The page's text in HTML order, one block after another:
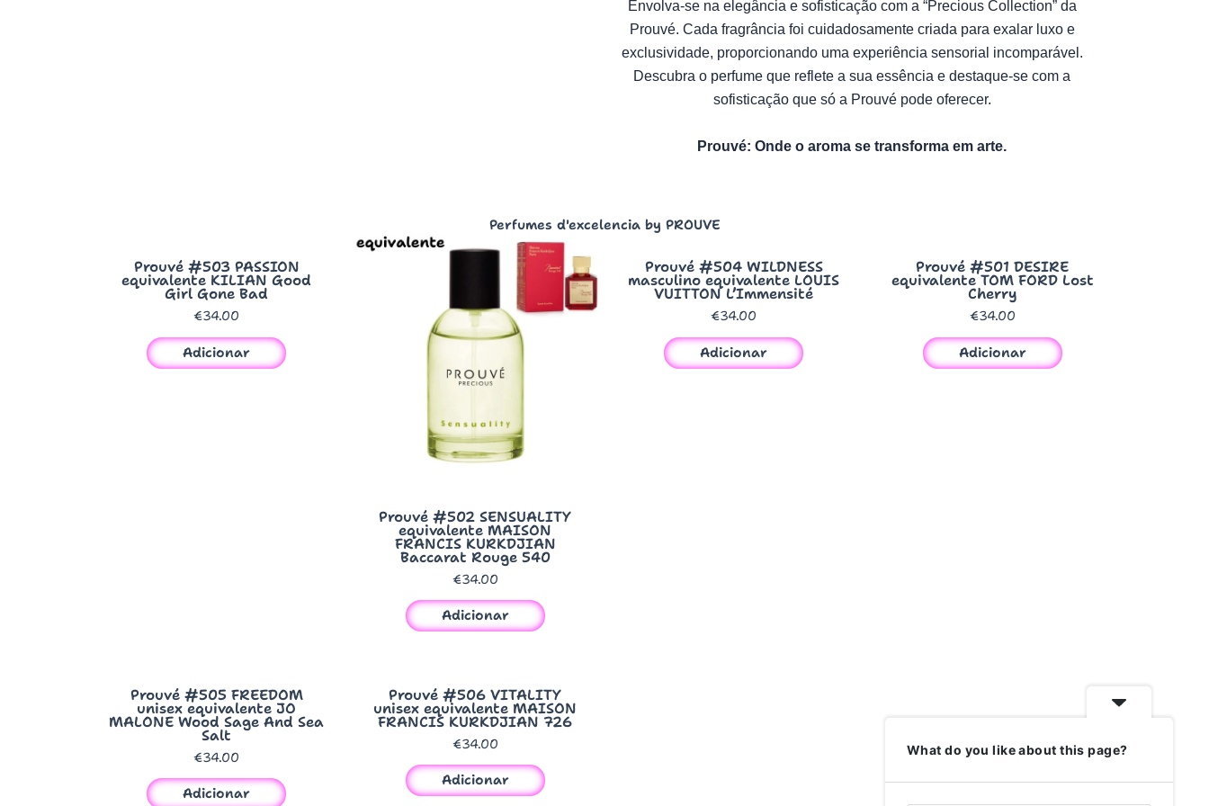
Envolva-se na elegância e sofisticação com a “Precious Collection” da
Prouvé. Cada fragrância foi cuidadosamente criada para exalar luxo e
exclusividade, proporcionando uma experiência sensorial incomparável.
Descubra o perfume que reflete a sua essência e destaque-se com a
sofisticação que só a Prouvé pode oferecer.
Prouvé: Onde o aroma se transforma em arte.
Perfumes d'excelencia by PROUVE
Quick View
Prouvé #503 PASSION
equivalente KILIAN Good
Girl Gone Bad
€34.00
Adicionar
Quick View
Prouvé #502 SENSUALITY
equivalente MAISON
FRANCIS KURKDJIAN
Baccarat Rouge 540
€34.00
Adicionar
Quick View
Prouvé #504 WILDNESS
masculino equivalente LOUIS
VUITTON L’Immensité
€34.00
Adicionar
Quick View
Prouvé #501 DESIRE
equivalente TOM FORD Lost
Cherry
€34.00
Adicionar
Quick View
Prouvé #505 FREEDOM
unisex equivalente JO
MALONE Wood Sage And Sea
Salt
€34.00
Adicionar
Quick View
Prouvé #506 VITALITY
unisex equivalente MAISON
FRANCIS KURKDJIAN 726
€34.00
Adicionar
What do you like about this page?